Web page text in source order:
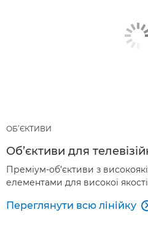
ОБ’ЄКТИВИ
Об’єктиви для
Преміум-об’єктиви з
елементами для високої
Переглянути всю лінійку 